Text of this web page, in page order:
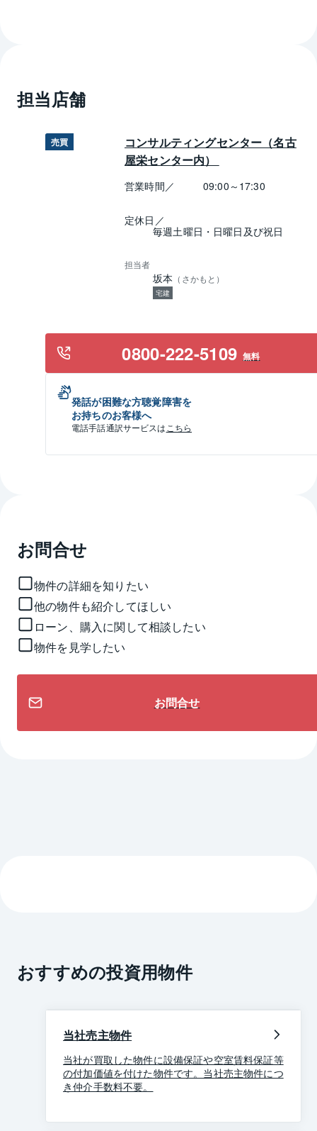
担当店舗
売買
コンサルティングセンター（名古
屋栄センター内）
営業時間／ 09:00～17:30
定休日／
毎週土曜日・日曜日及び祝日
担当者
坂本 （ さかもと ）
宅建
0800-222-5109 無料
発話が困難な方聴覚障害を
お持ちのお客様へ
電話手話通訳サービスは こちら
お問合せ
物件の詳細を知りたい
他の物件も紹介してほしい
ローン、購入に関して相談したい
物件を見学したい
お問合せ
おすすめの投資用物件
当社売主物件
当社が買取した物件に設備保証や空室賃料保証等
の付加価値を付けた物件です。当社売主物件につ
き仲介手数料不要。